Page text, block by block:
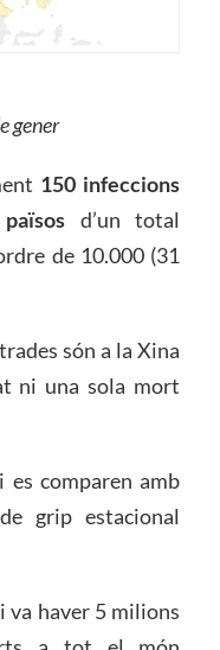
gener
150 infeccions
d’un total
de 10.000 (31
són a la Xina
ni una sola mort
es comparen amb
grip estacional
va haver 5 milions